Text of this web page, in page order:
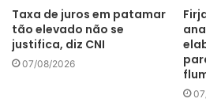
possível projetar máquinas mais
Como os transportadores levitam
contato ou atrito, não há desgaste
para manutenção. Se uma tampa
Taxa de juros em patamar
tão elevado não se
justifica, diz CNI
07/08/2026